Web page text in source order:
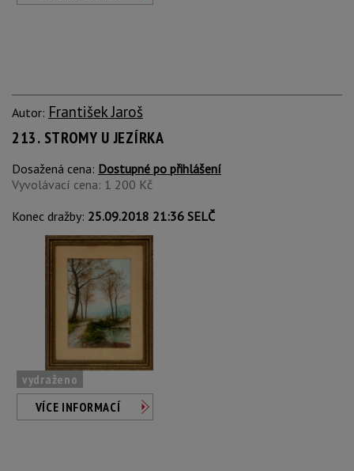
Autor: František Jaroš
213. STROMY U JEZÍRKA
Dosažená cena: Dostupné po přihlášení
Vyvolávací cena: 1 200 Kč
Konec dražby: 25.09.2018 21:36 SELČ
vydraženo
VÍCE INFORMACÍ